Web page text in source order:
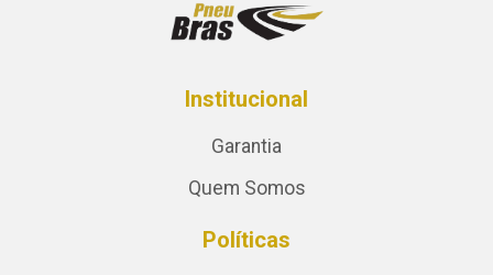
Institucional
Garantia
Quem Somos
Políticas